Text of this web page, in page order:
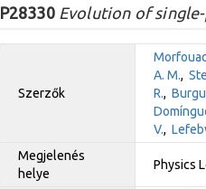
P28330Evolution of
Szerzők
A. M.,
R.,
V.,
Megjelenés
helye
Physics